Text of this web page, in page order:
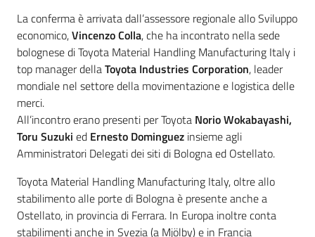
La conferma è arrivata dall’assessore regionale allo Sviluppo
economico,Vincenzo Colla, che ha incontrato nella sede
bolognese di Toyota Material Handling Manufacturing Italy i
top manager dellaToyota Industries Corporation, leader
mondiale nel settore della movimentazione e logistica delle
merci.
All’incontro erano presenti per Toyota Norio Wokabayashi,
Toru Suzuki ed Ernesto Dominguez insieme agli
Amministratori Delegati dei siti di Bologna ed Ostellato.
Toyota Material Handling Manufacturing Italy, oltre allo
stabilimento alle porte di Bologna è presente anche a
Ostellato, in provincia di Ferrara. In Europa inoltre conta
stabilimenti anche in Svezia (a Mjölby) e in Francia